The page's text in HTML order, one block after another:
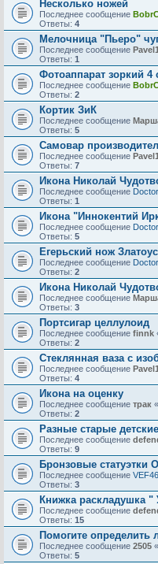
Несколько ножей
Последнее сообщение
Ответы: 4
Мелочница "Пьеро"
Последнее сообщение
Ответы: 1
Фотоаппарат зоркий
Последнее сообщение
Ответы: 2
Кортик ЗиК
Последнее сообщение
Ответы: 5
Самовар
Последнее сообщение
Ответы: 7
Икона Николай
Последнее сообщение
Ответы: 1
Икона "Иннокентий
Последнее сообщение
Ответы: 5
Егерьский нож
Последнее сообщение
Ответы: 2
Икона Николай
Последнее сообщение
Ответы: 3
Портсигар целлулоид
Последнее сообщение finnk
Ответы: 2
Стеклянная ваза с
Последнее сообщение
Ответы: 4
Икона на оценку
Последнее сообщение трак «
Ответы: 2
Разные старые
Последнее сообщение
Ответы: 9
Бронзовые статуэтки
Последнее сообщение VEF46
Ответы: 3
Книжка раскладушка "
Последнее сообщение
Ответы: 15
Помогите
Последнее сообщение 2505 «
Ответы: 5